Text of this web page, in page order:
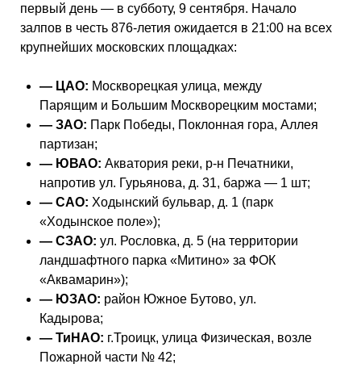
первый день — в субботу, 9 сентября. Начало
залпов в честь 876-летия ожидается в 21:00 на всех
крупнейших московских площадках:
— ЦАО: Москворецкая улица, между
Парящим и Большим Москворецким мостами;
— ЗАО: Парк Победы, Поклонная гора, Аллея
партизан;
— ЮВАО: Акватория реки, р-н Печатники,
напротив ул. Гурьянова, д. 31, баржа — 1 шт;
— САО: Ходынский бульвар, д. 1 (парк
«Ходынское поле»);
— СЗАО: ул. Рословка, д. 5 (на территории
ландшафтного парка «Митино» за ФОК
«Аквамарин»);
— ЮЗАО: район Южное Бутово, ул.
Кадырова;
— ТиНАО: г.Троицк, улица Физическая, возле
Пожарной части № 42;